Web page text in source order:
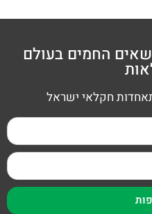
החמים בעולם
חקלאי ישראל